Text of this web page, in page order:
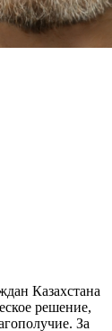
Казахстана
решение,
За